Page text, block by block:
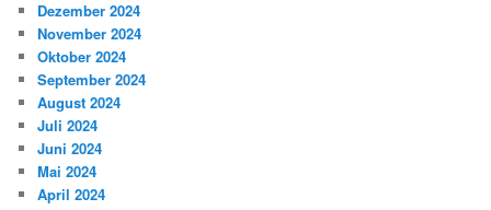
Dezember 2024
November 2024
Oktober 2024
September 2024
August 2024
Juli 2024
Juni 2024
Mai 2024
April 2024